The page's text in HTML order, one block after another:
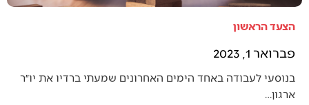
הצעד הראשון
פברואר 1, 2023
בנוסעי לעבודה באחד הימים האחרונים שמעתי ברדיו את יו״ר
ארגון…